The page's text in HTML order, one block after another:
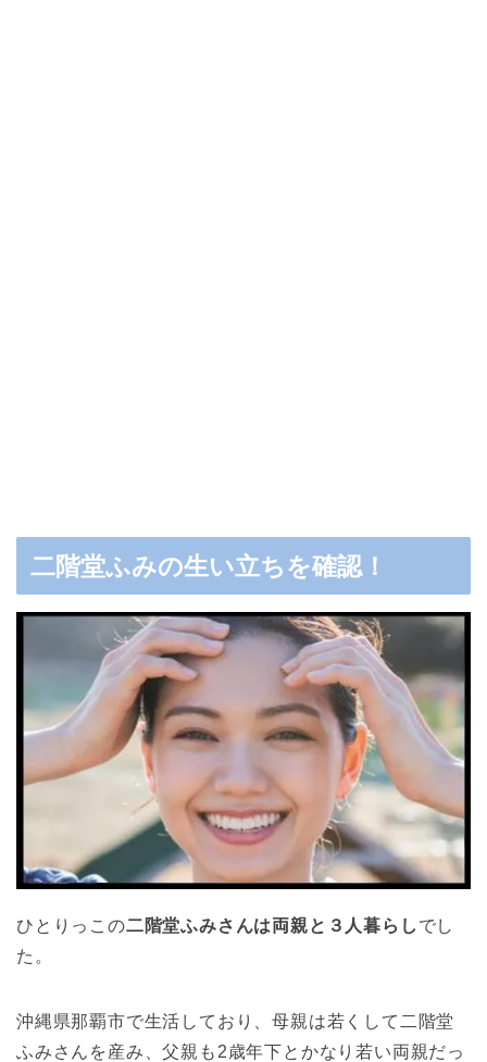
二階堂ふみの生い立ちを確認！
ひとりっこの二階堂ふみさんは両親と３人暮らし でし
た。
沖縄県那覇市で生活しており、母親は若くして二階堂
ふみさんを産み、父親も2歳年下とかなり若い両親だっ